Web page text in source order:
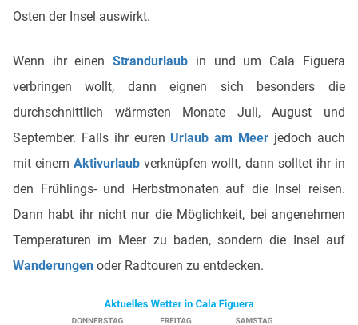
Osten der Insel auswirkt.
Wenn ihr einenStrandurlaub in und um Cala Figuera
verbringen wollt, dann eignen sich besonders die
durchschnittlich wärmsten Monate Juli, August und
September. Falls ihr euren Urlaub am Meer jedoch auch
mit einemAktivurlaub verknüpfen wollt, dann solltet ihr in
den Frühlings- und Herbstmonaten auf die Insel reisen.
Dann habt ihr nicht nur die Möglichkeit, bei angenehmen
Temperaturen im Meer zu baden, sondern die Insel auf
Wanderungen oder Radtouren zu entdecken.